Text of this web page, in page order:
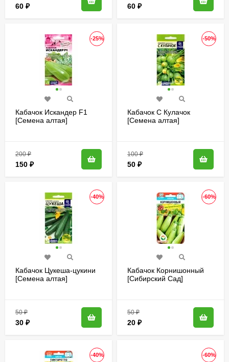
60 ₽ 60 ₽
-25%
Кабачок Искандер F1
[Семена алтая]
200₽
150 ₽
-50%
Кабачок С Кулачок
[Семена алтая]
100₽
50 ₽
-40%
Кабачок Цукеша-цукини
[Семена алтая]
50₽
30 ₽
-60%
Кабачок Корнишонный
[Сибирский Сад]
50₽
20 ₽
-40% -60%